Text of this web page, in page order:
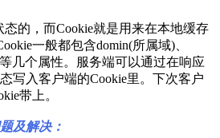
态的，而Cookie就是用来在本地缓存
一般都包含domin(所属域)、
几个属性。服务端可以通过在响应
写入客户端的Cookie里。下次客户
带上。
及解决：